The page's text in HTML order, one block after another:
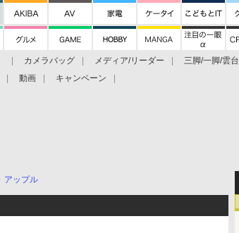
カメラバッグ メディア/リーダー 三脚/一脚/雲台
動画 キャンペーン
アップル